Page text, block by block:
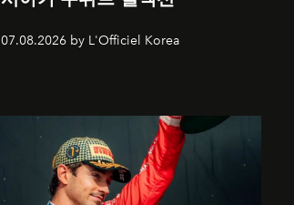
07.08.2026 by L'Officiel Korea